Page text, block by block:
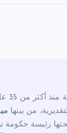
من 35 عاماً.
من بينها
رئيسة حكومة